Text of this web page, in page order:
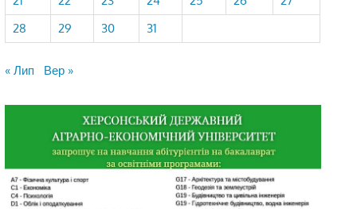
28
29 30 31
« Лип Вер »